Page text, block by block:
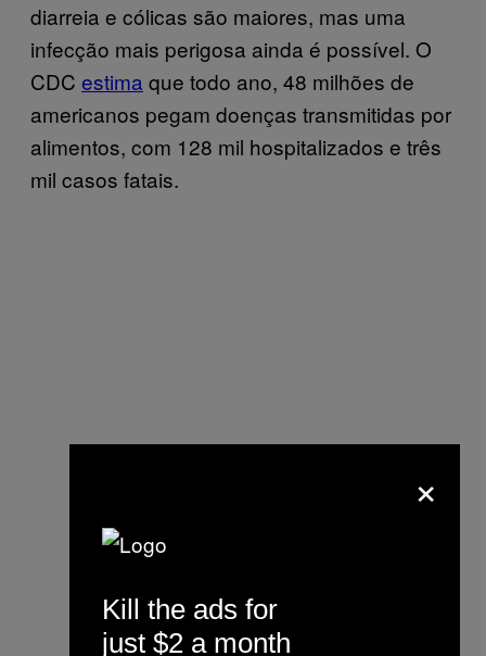
diarreia e cólicas são maiores, mas uma
infecção mais perigosa ainda é possível. O
CDC estima que todo ano, 48 milhões de
americanos pegam doenças transmitidas por
alimentos, com 128 mil hospitalizados e três
mil casos fatais.
×
Kill the ads for
just $2 a month